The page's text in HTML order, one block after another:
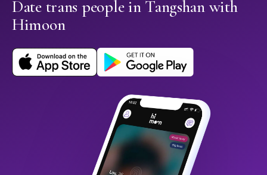
Date trans people in Tangshan with
Himoon